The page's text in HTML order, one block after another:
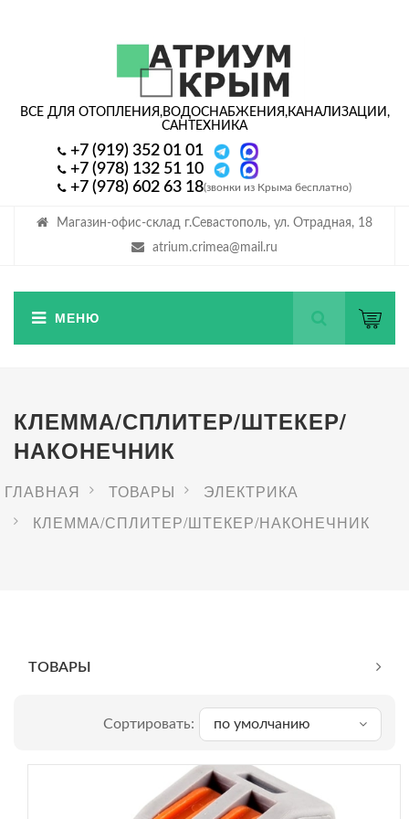
Магазин-офис-склад г.Севастополь, ул. Отрадная, 18
atrium.crimea@mail.ru
ВСЕ ДЛЯ ОТОПЛЕНИЯ,ВОДОСНАБЖЕНИЯ,КАНАЛИЗАЦИИ,
САНТЕХНИКА
+7 (919) 352 01 01
+7 (978) 132 51 10
+7 (978) 602 63 18(звонки из Крыма бесплатно)
КЛЕММА/СПЛИТЕР/ШТЕКЕР/
НАКОНЕЧНИК
ГЛАВНАЯ ТОВАРЫ
ЭЛЕКТРИКА
КЛЕММА/СПЛИТЕР/ШТЕКЕР/НАКОНЕЧНИК
ТОВАРЫ
Сортировать: по умолчанию